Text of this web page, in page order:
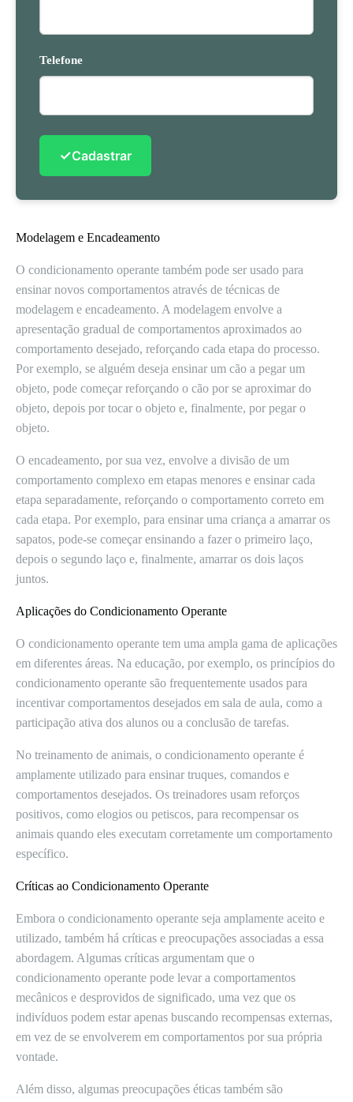
Telefone
✓Cadastrar
Modelagem e Encadeamento
O condicionamento operante também pode ser usado para
ensinar novos comportamentos através de técnicas de
modelagem e encadeamento. A modelagem envolve a
apresentação gradual de comportamentos aproximados ao
comportamento desejado, reforçando cada etapa do processo.
Por exemplo, se alguém deseja ensinar um cão a pegar um
objeto, pode começar reforçando o cão por se aproximar do
objeto, depois por tocar o objeto e, finalmente, por pegar o
objeto.
O encadeamento, por sua vez, envolve a divisão de um
comportamento complexo em etapas menores e ensinar cada
etapa separadamente, reforçando o comportamento correto em
cada etapa. Por exemplo, para ensinar uma criança a amarrar os
sapatos, pode-se começar ensinando a fazer o primeiro laço,
depois o segundo laço e, finalmente, amarrar os dois laços
juntos.
Aplicações do Condicionamento Operante
O condicionamento operante tem uma ampla gama de aplicações
em diferentes áreas. Na educação, por exemplo, os princípios do
condicionamento operante são frequentemente usados para
incentivar comportamentos desejados em sala de aula, como a
participação ativa dos alunos ou a conclusão de tarefas.
No treinamento de animais, o condicionamento operante é
amplamente utilizado para ensinar truques, comandos e
comportamentos desejados. Os treinadores usam reforços
positivos, como elogios ou petiscos, para recompensar os
animais quando eles executam corretamente um comportamento
específico.
Críticas ao Condicionamento Operante
Embora o condicionamento operante seja amplamente aceito e
utilizado, também há críticas e preocupações associadas a essa
abordagem. Algumas críticas argumentam que o
condicionamento operante pode levar a comportamentos
mecânicos e desprovidos de significado, uma vez que os
indivíduos podem estar apenas buscando recompensas externas,
em vez de se envolverem em comportamentos por sua própria
vontade.
Além disso, algumas preocupações éticas também são